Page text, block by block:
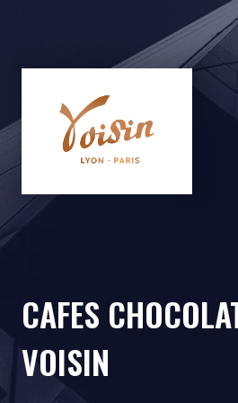
CAFES
VOISIN